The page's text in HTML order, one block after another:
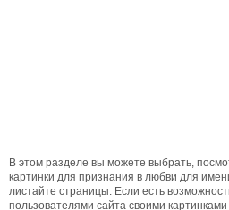
В этом разделе вы можете выбрать,
картинки для признания в любви для
листайте страницы. Если есть
пользователями сайта своими